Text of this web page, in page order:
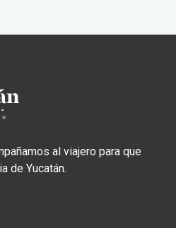
al viajero para que
de Yucatán.